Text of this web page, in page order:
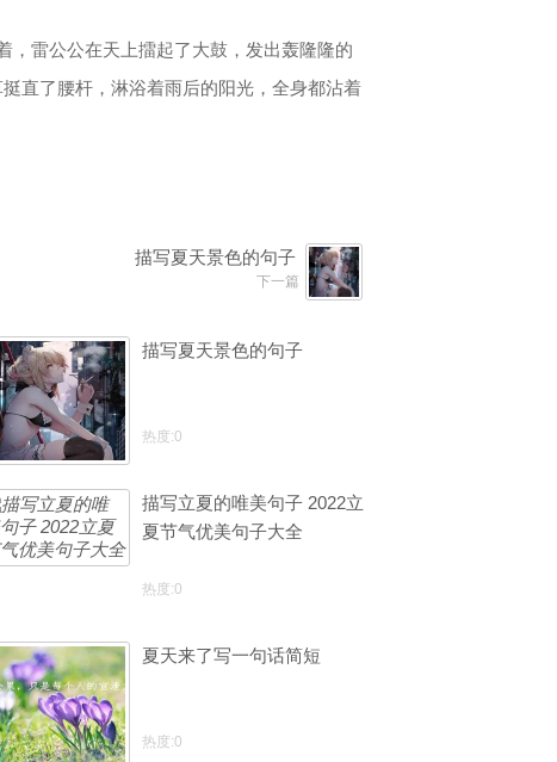
，雷公公在天上擂起了大鼓，发出轰隆隆的
直了腰杆，淋浴着雨后的阳光，全身都沾着
描写夏天景色的句子
下一篇
描写夏天景色的句子
热度:0
描写立夏的唯美句子 2022立
夏节气优美句子大全
热度:0
夏天来了写一句话简短
热度:0